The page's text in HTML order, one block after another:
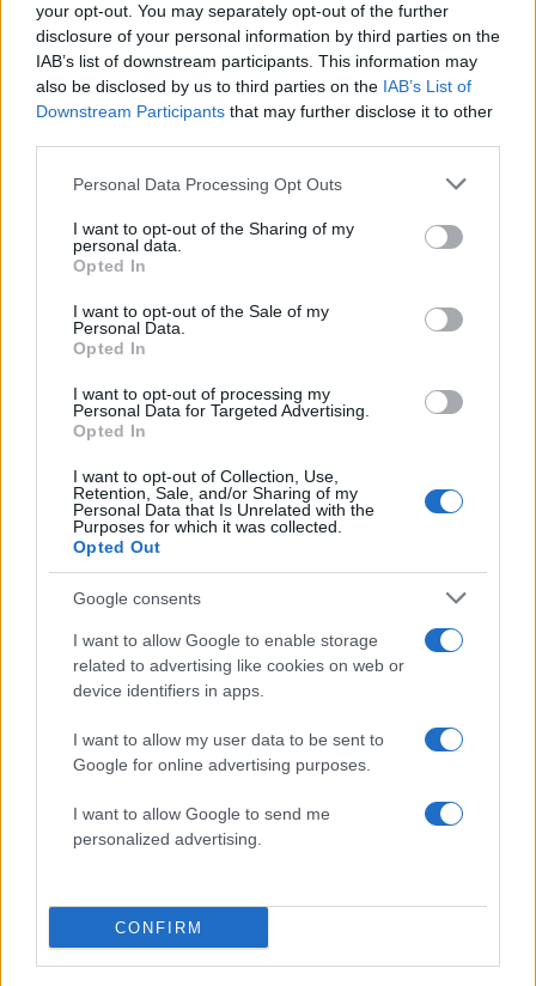
your opt-out. You may separately opt-out of the further
disclosure of your personal information by third parties on the
IAB’s list of downstream participants. This information may
also be disclosed by us to third parties on the IAB’s List of
Downstream Participants that may further disclose it to other
Please note that this website/app uses one or more Google
not limited to your visit or usage behaviour. You may click to
grant or deny consent to Google and its third-party tags to
use your data for below specified purposes in below Google
consent section.
Personal Data Processing Opt Outs
I want to opt-out of the Sharing of my
personal data.
Opted In
I want to opt-out of the Sale of my
Personal Data.
Opted In
I want to opt-out of processing my
Personal Data for Targeted Advertising.
Opted In
I want to opt-out of Collection, Use,
Retention, Sale, and/or Sharing of my
Personal Data that Is Unrelated with the
Purposes for which it was collected.
Opted Out
Google consents
I want to allow Google to enable storage
related to advertising like cookies on web or
device identifiers in apps.
I want to allow my user data to be sent to
Google for online advertising purposes.
I want to allow Google to send me
personalized advertising.
CONFIRM
Σχόλια
Σχολίασε εδώ
50 /50
2000 /2000
Υποβολή σχολίου
Όροι Χρήσης. Το site προστατεύεται από reCAPTCHA, ισχύουν
Πολιτική Απορρήτου
Όροι Χρήσης
Share:
Από τη θεωρία στην πράξη:
Πώς το Novibet Backend
Academy εκπαιδεύει τη νέα
Εύκολα
το κρέας που μας